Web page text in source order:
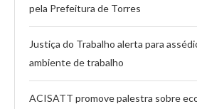
pela Prefeitura de Torres
Justiça do Trabalho alerta para
ambiente de trabalho
ACISATT promove palestra sobre